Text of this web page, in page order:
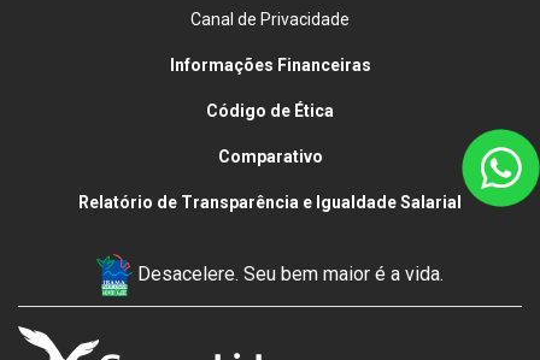
Canal de Privacidade
Informações Financeiras
Código de Ética
Comparativo
Relatório de Transparência e Igualdade Salarial
Desacelere. Seu bem maior é a vida.